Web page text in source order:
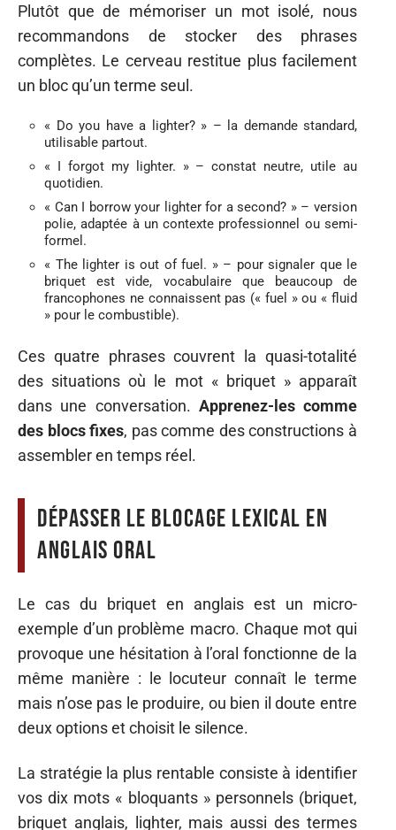
Plutôt que de mémoriser un mot isolé, nous
recommandons de stocker des phrases
complètes. Le cerveau restitue plus facilement
un bloc qu’un terme seul.
« Do you have a lighter? » – la demande standard,
utilisable partout.
« I forgot my lighter. » – constat neutre, utile au
quotidien.
« Can I borrow your lighter for a second? » – version
polie, adaptée à un contexte professionnel ou semi-
formel.
« The lighter is out of fuel. » – pour signaler que le
briquet est vide, vocabulaire que beaucoup de
francophones ne connaissent pas (« fuel » ou « fluid
» pour le combustible).
Ces quatre phrases couvrent la quasi-totalité
des situations où le mot « briquet » apparaît
dans une conversation. Apprenez-les comme
des blocs fixes, pas comme des constructions à
assembler en temps réel.
Dépasser le blocage lexical en
anglais oral
Le cas du briquet en anglais est un micro-
exemple d’un problème macro. Chaque mot qui
provoque une hésitation à l’oral fonctionne de la
même manière : le locuteur connaît le terme
mais n’ose pas le produire, ou bien il doute entre
deux options et choisit le silence.
La stratégie la plus rentable consiste à identifier
vos dix mots « bloquants » personnels (briquet,
briquet anglais, lighter, mais aussi des termes